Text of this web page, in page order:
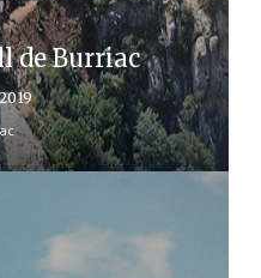
de Burriac